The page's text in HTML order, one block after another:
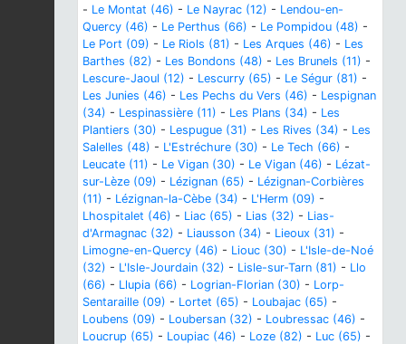
- Le Montat (46) - Le Nayrac (12) - Lendou-en-
Quercy (46) - Le Perthus (66) - Le Pompidou (48) -
Le Port (09) - Le Riols (81) - Les Arques (46) - Les
Barthes (82) - Les Bondons (48) - Les Brunels (11) -
Lescure-Jaoul (12) - Lescurry (65) - Le Ségur (81) -
Les Junies (46) - Les Pechs du Vers (46) - Lespignan
(34) - Lespinassière (11) - Les Plans (34) - Les
Plantiers (30) - Lespugue (31) - Les Rives (34) - Les
Salelles (48) - L'Estréchure (30) - Le Tech (66) -
Leucate (11) - Le Vigan (30) - Le Vigan (46) - Lézat-
sur-Lèze (09) - Lézignan (65) - Lézignan-Corbières
(11) - Lézignan-la-Cèbe (34) - L'Herm (09) -
Lhospitalet (46) - Liac (65) - Lias (32) - Lias-
d'Armagnac (32) - Liausson (34) - Lieoux (31) -
Limogne-en-Quercy (46) - Liouc (30) - L'Isle-de-Noé
(32) - L'Isle-Jourdain (32) - Lisle-sur-Tarn (81) - Llo
(66) - Llupia (66) - Logrian-Florian (30) - Lorp-
Sentaraille (09) - Lortet (65) - Loubajac (65) -
Loubens (09) - Loubersan (32) - Loubressac (46) -
Loucrup (65) - Loupiac (46) - Loze (82) - Luc (65) -